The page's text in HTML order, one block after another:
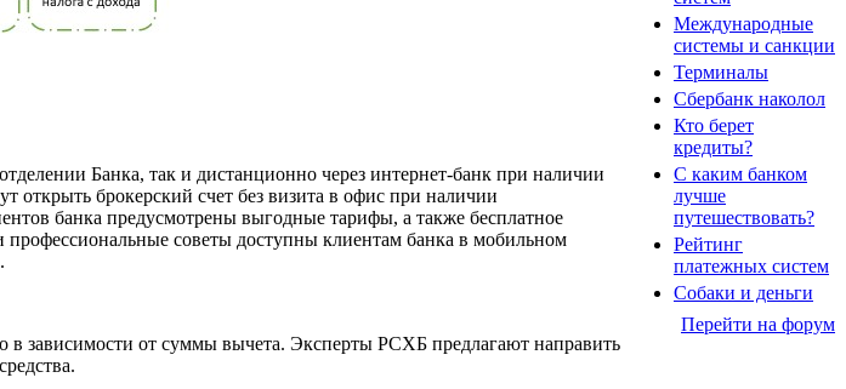
Банка, так и дистанционно через интернет-банк при наличии
открыть брокерский счет без визита в офис при наличии
банка предусмотрены выгодные тарифы, а также бесплатное
советы доступны клиентам банка в мобильном
в зависимости от суммы вычета. Эксперты РСХБ предлагают направить
Международные
системы и санкции
Терминалы
Сбербанк наколол
Кто берет
кредиты?
С каким банком
лучше
путешествовать?
Рейтинг
платежных систем
Собаки и деньги
Перейти на форум